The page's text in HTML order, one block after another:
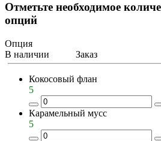
Отметьте необходимое
опций
Опция
В наличии
Заказ
Кокосовый флан
5
Карамельный мусс
5